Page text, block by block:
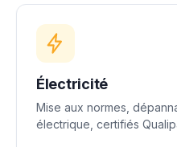
Électricité
Mise aux normes,
électrique, certifiés